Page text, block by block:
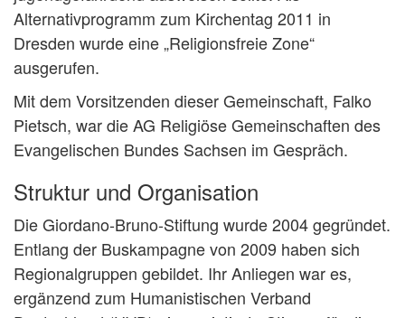
Alternativprogramm zum Kirchentag 2011 in
Dresden wurde eine „Religionsfreie Zone“
ausgerufen.
Mit dem Vorsitzenden dieser Gemeinschaft, Falko
Pietsch, war die AG Religiöse Gemeinschaften des
Evangelischen Bundes Sachsen im Gespräch.
Struktur und Organisation
Die Giordano-Bruno-Stiftung wurde 2004 gegründet.
Entlang der Buskampagne von 2009 haben sich
Regionalgruppen gebildet. Ihr Anliegen war es,
ergänzend zum Humanistischen Verband